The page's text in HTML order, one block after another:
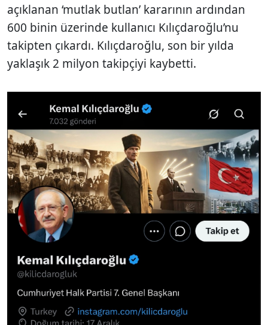
açıklanan ‘mutlak butlan’ kararının ardından
600 binin üzerinde kullanıcı Kılıçdaroğlu’nu
takipten çıkardı. Kılıçdaroğlu, son bir yılda
yaklaşık 2 milyon takipçiyi kaybetti.